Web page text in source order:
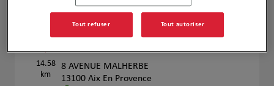
14.58
km
Pierre CORTADE et Anne
COQUILLAUD
8 AVENUE MALHERBE
13100 Aix En Provence
Tout refuser Tout autoriser